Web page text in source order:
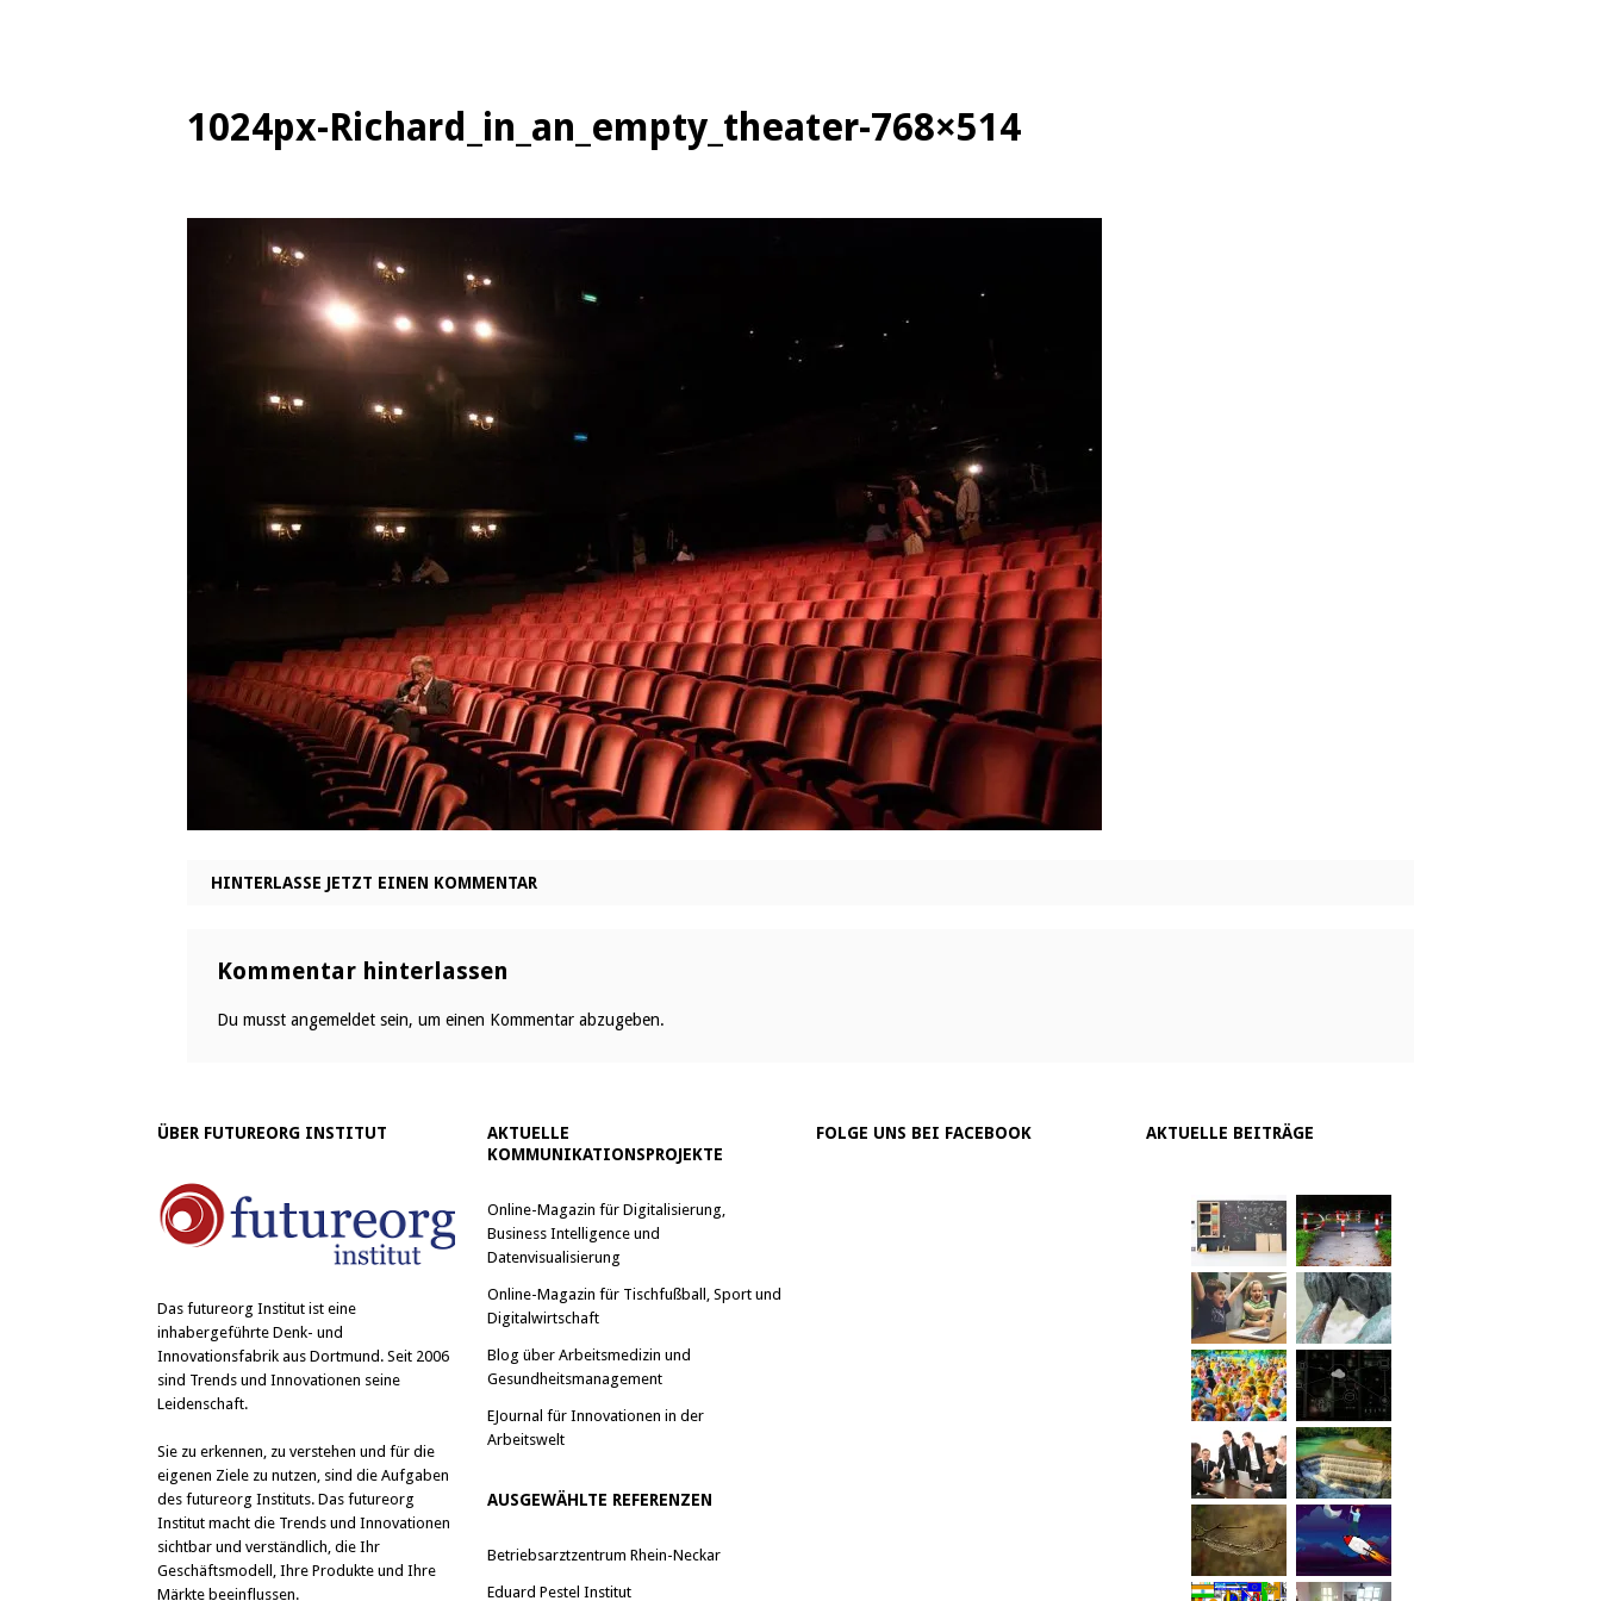
1024px-Richard_in_an_empty_theater-768×514
HINTERLASSE JETZT EINEN KOMMENTAR
Kommentar hinterlassen
Du musst angemeldet sein, um einen Kommentar abzugeben.
ÜBER FUTUREORG INSTITUT
Das futureorg Institut ist eine
inhabergeführte Denk- und
Innovationsfabrik aus Dortmund. Seit 2006
sind Trends und Innovationen seine
Leidenschaft.
Sie zu erkennen, zu verstehen und für die
eigenen Ziele zu nutzen, sind die Aufgaben
des futureorg Instituts. Das futureorg
Institut macht die Trends und Innovationen
sichtbar und verständlich, die Ihr
Geschäftsmodell, Ihre Produkte und Ihre
Märkte beeinflussen.
AKTUELLE
KOMMUNIKATIONSPROJEKTE
Online-Magazin für Digitalisierung,
Business Intelligence und
Datenvisualisierung
Online-Magazin für Tischfußball, Sport und
Digitalwirtschaft
Blog über Arbeitsmedizin und
Gesundheitsmanagement
EJournal für Innovationen in der
Arbeitswelt
AUSGEWÄHLTE REFERENZEN
Betriebsarztzentrum Rhein-Neckar
Eduard Pestel Institut
FOLGE UNS BEI FACEBOOK AKTUELLE BEITRÄGE